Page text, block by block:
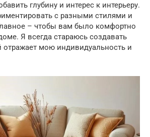
глубину и интерес к интерьеру.
с разными стилями и
– чтобы вам было комфортно
Я всегда стараюсь создавать
отражает мою индивидуальность и